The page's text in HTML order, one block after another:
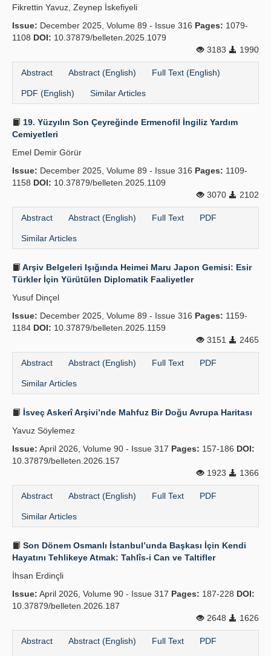
Fikrettin Yavuz, Zeynep İskefiyeli
Issue: December 2025, Volume 89 - Issue 316 Pages: 1079-
1108 DOI: 10.37879/belleten.2025.1079
3183
1990
Abstract Abstract (English) Full Text (English)
PDF (English) Similar Articles
19. Yüzyılın Son Çeyreğinde Ermenofil İngiliz Yardım
Cemiyetleri
Emel Demir Görür
Issue: December 2025, Volume 89 - Issue 316 Pages: 1109-
1158 DOI: 10.37879/belleten.2025.1109
3070
2102
Abstract Abstract (English) Full Text PDF
Similar Articles
Arşiv Belgeleri Işığında Heimei Maru Japon Gemisi: Esir
Türkler İçin Yürütülen Diplomatik Faaliyetler
Yusuf Dinçel
Issue: December 2025, Volume 89 - Issue 316 Pages: 1159-
1184 DOI: 10.37879/belleten.2025.1159
3151
2465
Abstract Abstract (English) Full Text PDF
Similar Articles
İsveç Askerî Arşivi’nde Mahfuz Bir Doğu Avrupa Haritası
Yavuz Söylemez
Issue: April 2026, Volume 90 - Issue 317 Pages: 157-186 DOI:
10.37879/belleten.2026.157
1923
1366
Abstract Abstract (English) Full Text PDF
Similar Articles
Son Dönem Osmanlı İstanbul’unda Başkası İçin Kendi
Hayatını Tehlikeye Atmak: Tahlîs-i Can ve Taltifler
İhsan Erdinçli
Issue: April 2026, Volume 90 - Issue 317 Pages: 187-228 DOI:
10.37879/belleten.2026.187
2648
1626
Abstract Abstract (English) Full Text PDF